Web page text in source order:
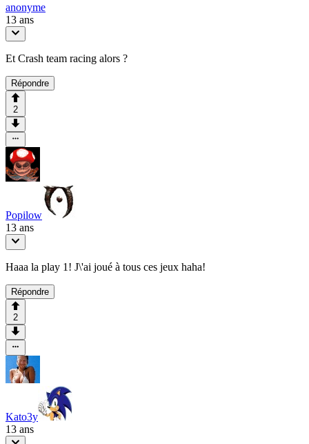
anonyme
13 ans
Et Crash team racing alors ?
Répondre
2
Popilow
13 ans
Haaa la play 1! J\'ai joué à tous ces jeux haha!
Répondre
2
Kato3y
13 ans